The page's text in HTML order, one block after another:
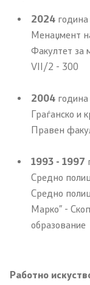
Збирна анализа
Гранични работи
Проекти
Превенција
Легислатива
Предлог закони
2024
Менаџмент
Факултет за
VII/2 - 300
2004
Граѓанско и
Правен
1993 - 1997
Средно
Средно
Марко” -
образование
Работно